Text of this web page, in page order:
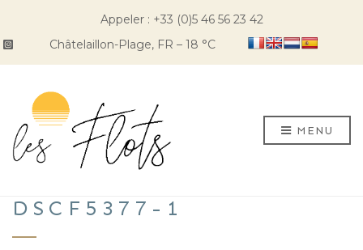
Appeler : +33 (0)5 46 56 23 42
Châtelaillon-Plage, FR – 18 C
MENU
DSCF5377-1